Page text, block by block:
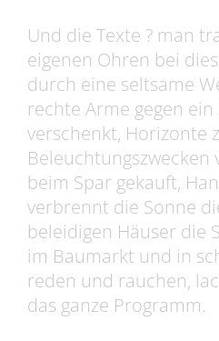
Und die Texte ? man
eigenen Ohren bei
durch eine seltsame
rechte Arme gegen ein
verschenkt, Horizonte
Beleuchtungszwecken
beim Spar gekauft,
verbrennt die Sonne
beleidigen Häuser die
im Baumarkt und in
reden und rauchen,
das ganze Programm.